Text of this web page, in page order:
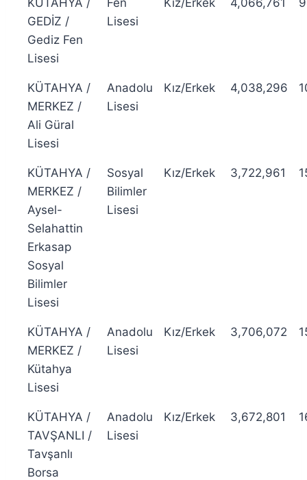
GEDİZ /
Gediz Fen
Lisesi
Lisesi
KÜTAHYA /
MERKEZ /
Ali Güral
Lisesi
Anadolu
Lisesi
Kız/Erkek 4,038,296
KÜTAHYA /
MERKEZ /
Aysel-
Selahattin
Erkasap
Sosyal
Bilimler
Lisesi
Sosyal
Bilimler
Lisesi
Kız/Erkek 3,722,961
KÜTAHYA /
MERKEZ /
Kütahya
Lisesi
Anadolu
Lisesi
Kız/Erkek 3,706,072
KÜTAHYA /
TAVŞANLI /
Tavşanlı
Borsa
Anadolu
Lisesi
Kız/Erkek 3,672,801